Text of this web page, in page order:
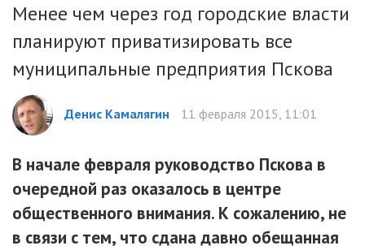
Менее чем через год городские власти
планируют приватизировать все
муниципальные предприятия Пскова
Денис Камалягин 11 февраля 2015, 11:01
В начале февраля руководство Пскова в
очередной раз оказалось в центре
общественного внимания. К сожалению, не
в связи с тем, что сдана давно обещанная